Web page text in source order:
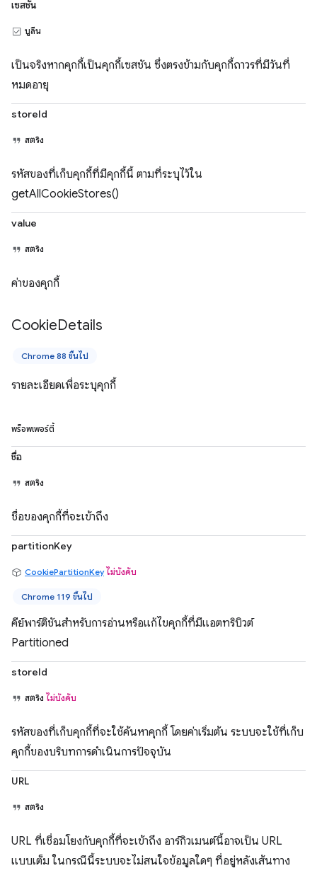
เซสชัน
บูลีน
เป็นจริงหากคุกกี้เป็นคุกกี้เซสชัน ซึ่งตรงข้ามกับคุกกี้ถาวรที่มีวันที่
หมดอายุ
storeId
สตริง
รหัสของที่เก็บคุกกี้ที่มีคุกกี้นี้ ตามที่ระบุไว้ใน
getAllCookieStores()
value
สตริง
ค่าของคุกกี้
CookieDetails
Chrome 88 ขึ้นไป
รายละเอียดเพื่อระบุคุกกี้
พร็อพเพอร์ตี้
ชื่อ
สตริง
ชื่อของคุกกี้ที่จะเข้าถึง
partitionKey
CookiePartitionKey ไม่บังคับ
Chrome 119 ขึ้นไป
คีย์พาร์ติชันสำหรับการอ่านหรือแก้ไขคุกกี้ที่มีแอตทริบิวต์
Partitioned
storeId
สตริง ไม่บังคับ
รหัสของที่เก็บคุกกี้ที่จะใช้ค้นหาคุกกี้ โดยค่าเริ่มต้น ระบบจะใช้ที่เก็บ
คุกกี้ของบริบทการดำเนินการปัจจุบัน
URL
สตริง
URL ที่เชื่อมโยงกับคุกกี้ที่จะเข้าถึง อาร์กิวเมนต์นี้อาจเป็น URL
แบบเต็ม ในกรณีนี้ระบบจะไม่สนใจข้อมูลใดๆ ที่อยู่หลังเส้นทาง